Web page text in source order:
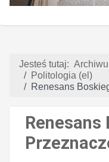
Jesteś tutaj:
Politologia (el)
Renesans
Renesans